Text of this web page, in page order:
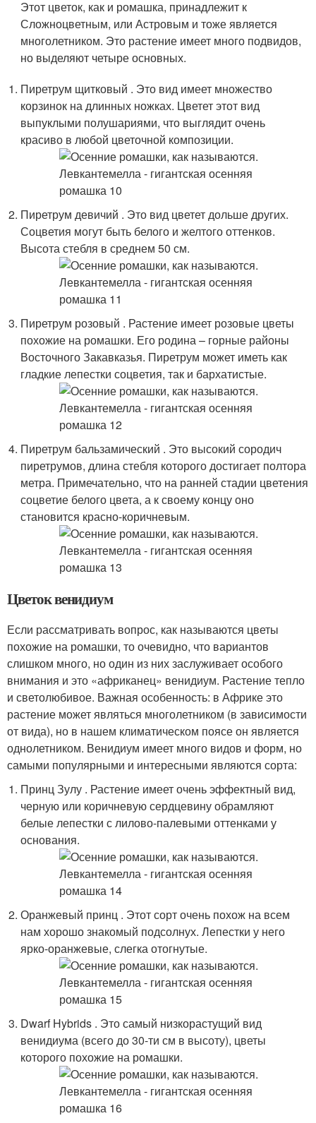
Этот цветок, как и ромашка, принадлежит к
Сложноцветным, или Астровым и тоже является
многолетником. Это растение имеет много подвидов,
но выделяют четыре основных.
Пиретрум щитковый . Это вид имеет множество
корзинок на длинных ножках. Цветет этот вид
выпуклыми полушариями, что выглядит очень
красиво в любой цветочной композиции.
Пиретрум девичий . Это вид цветет дольше других.
Соцветия могут быть белого и желтого оттенков.
Высота стебля в среднем 50 см.
Пиретрум розовый . Растение имеет розовые цветы
похожие на ромашки. Его родина – горные районы
Восточного Закавказья. Пиретрум может иметь как
гладкие лепестки соцветия, так и бархатистые.
Пиретрум бальзамический . Это высокий сородич
пиретрумов, длина стебля которого достигает полтора
метра. Примечательно, что на ранней стадии цветения
соцветие белого цвета, а к своему концу оно
становится красно-коричневым.
Цветок венидиум
Если рассматривать вопрос, как называются цветы
похожие на ромашки, то очевидно, что вариантов
слишком много, но один из них заслуживает особого
внимания и это «африканец» венидиум. Растение тепло
и светолюбивое. Важная особенность: в Африке это
растение может являться многолетником (в зависимости
от вида), но в нашем климатическом поясе он является
однолетником. Венидиум имеет много видов и форм, но
самыми популярными и интересными являются сорта:
Принц Зулу . Растение имеет очень эффектный вид,
черную или коричневую сердцевину обрамляют
белые лепестки с лилово-палевыми оттенками у
основания.
Оранжевый принц . Этот сорт очень похож на всем
нам хорошо знакомый подсолнух. Лепестки у него
ярко-оранжевые, слегка отогнутые.
Dwarf Hybrids . Это самый низкорастущий вид
венидиума (всего до 30-ти см в высоту), цветы
которого похожие на ромашки.